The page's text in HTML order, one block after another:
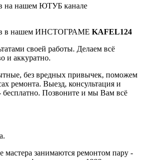
на нашем ЮТУБ канале
в нашем ИНСТОГРАМЕ KAFEL124
своей работы. Делаем всё
и аккуратно.
без вредных привычек, поможем
ремонта. Выезд, консультация и
бесплатно. Позвоните и мы Вам всё
занимаются ремонтом пару -